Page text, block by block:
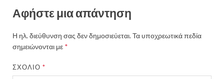
Αφήστε μια απάντηση
Η ηλ. διεύθυνση σας δεν δημοσιεύεται.Τα υποχρεωτικά πεδία
σημειώνονται με *
ΣΧΌΛΙΟ*